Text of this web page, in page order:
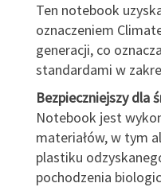
Ten notebook
oznaczeniem
generacji, co
standardami w
Bezpieczniejszy dla
Notebook jest
materiałów, w tym
plastiku
pochodzenia